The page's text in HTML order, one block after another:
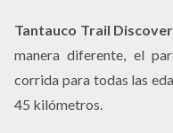
Tantauco Trail
manera diferente, el
corrida para todas las
45 kilómetros.